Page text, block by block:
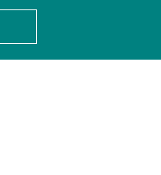
con el embajador de
oportunidades de